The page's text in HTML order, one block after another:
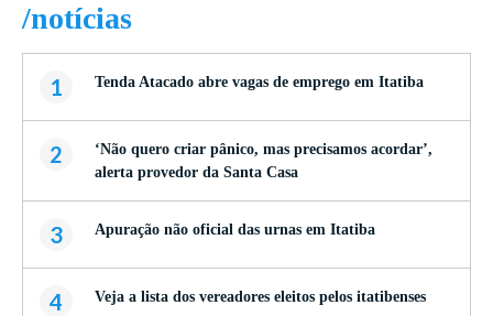
/notícias
1 Tenda Atacado abre vagas de emprego em Itatiba
2
‘Não quero criar pânico, mas precisamos acordar’,
alerta provedor da Santa Casa
3 Apuração não oficial das urnas em Itatiba
4 Veja a lista dos vereadores eleitos pelos itatibenses